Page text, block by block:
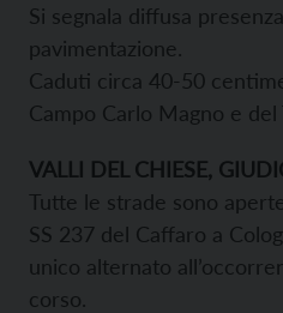
Si segnala diffusa
pavimentazione.
Caduti circa 40-50
Campo Carlo Magno e del
VALLI DEL CHIESE,
Tutte le strade sono
SS 237 del Caffaro a
unico alternato
corso.